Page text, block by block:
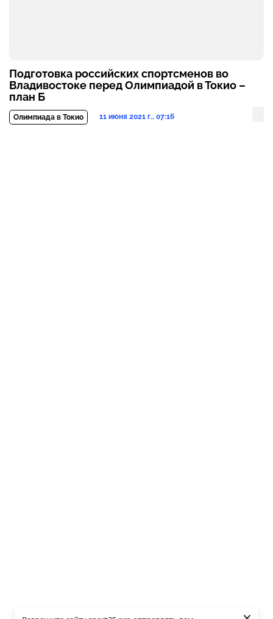
Подготовка российских спортсменов во
Владивостоке перед Олимпиадой в Токио –
план Б
Олимпиада в Токио 11 июня 2021 г., 07:16